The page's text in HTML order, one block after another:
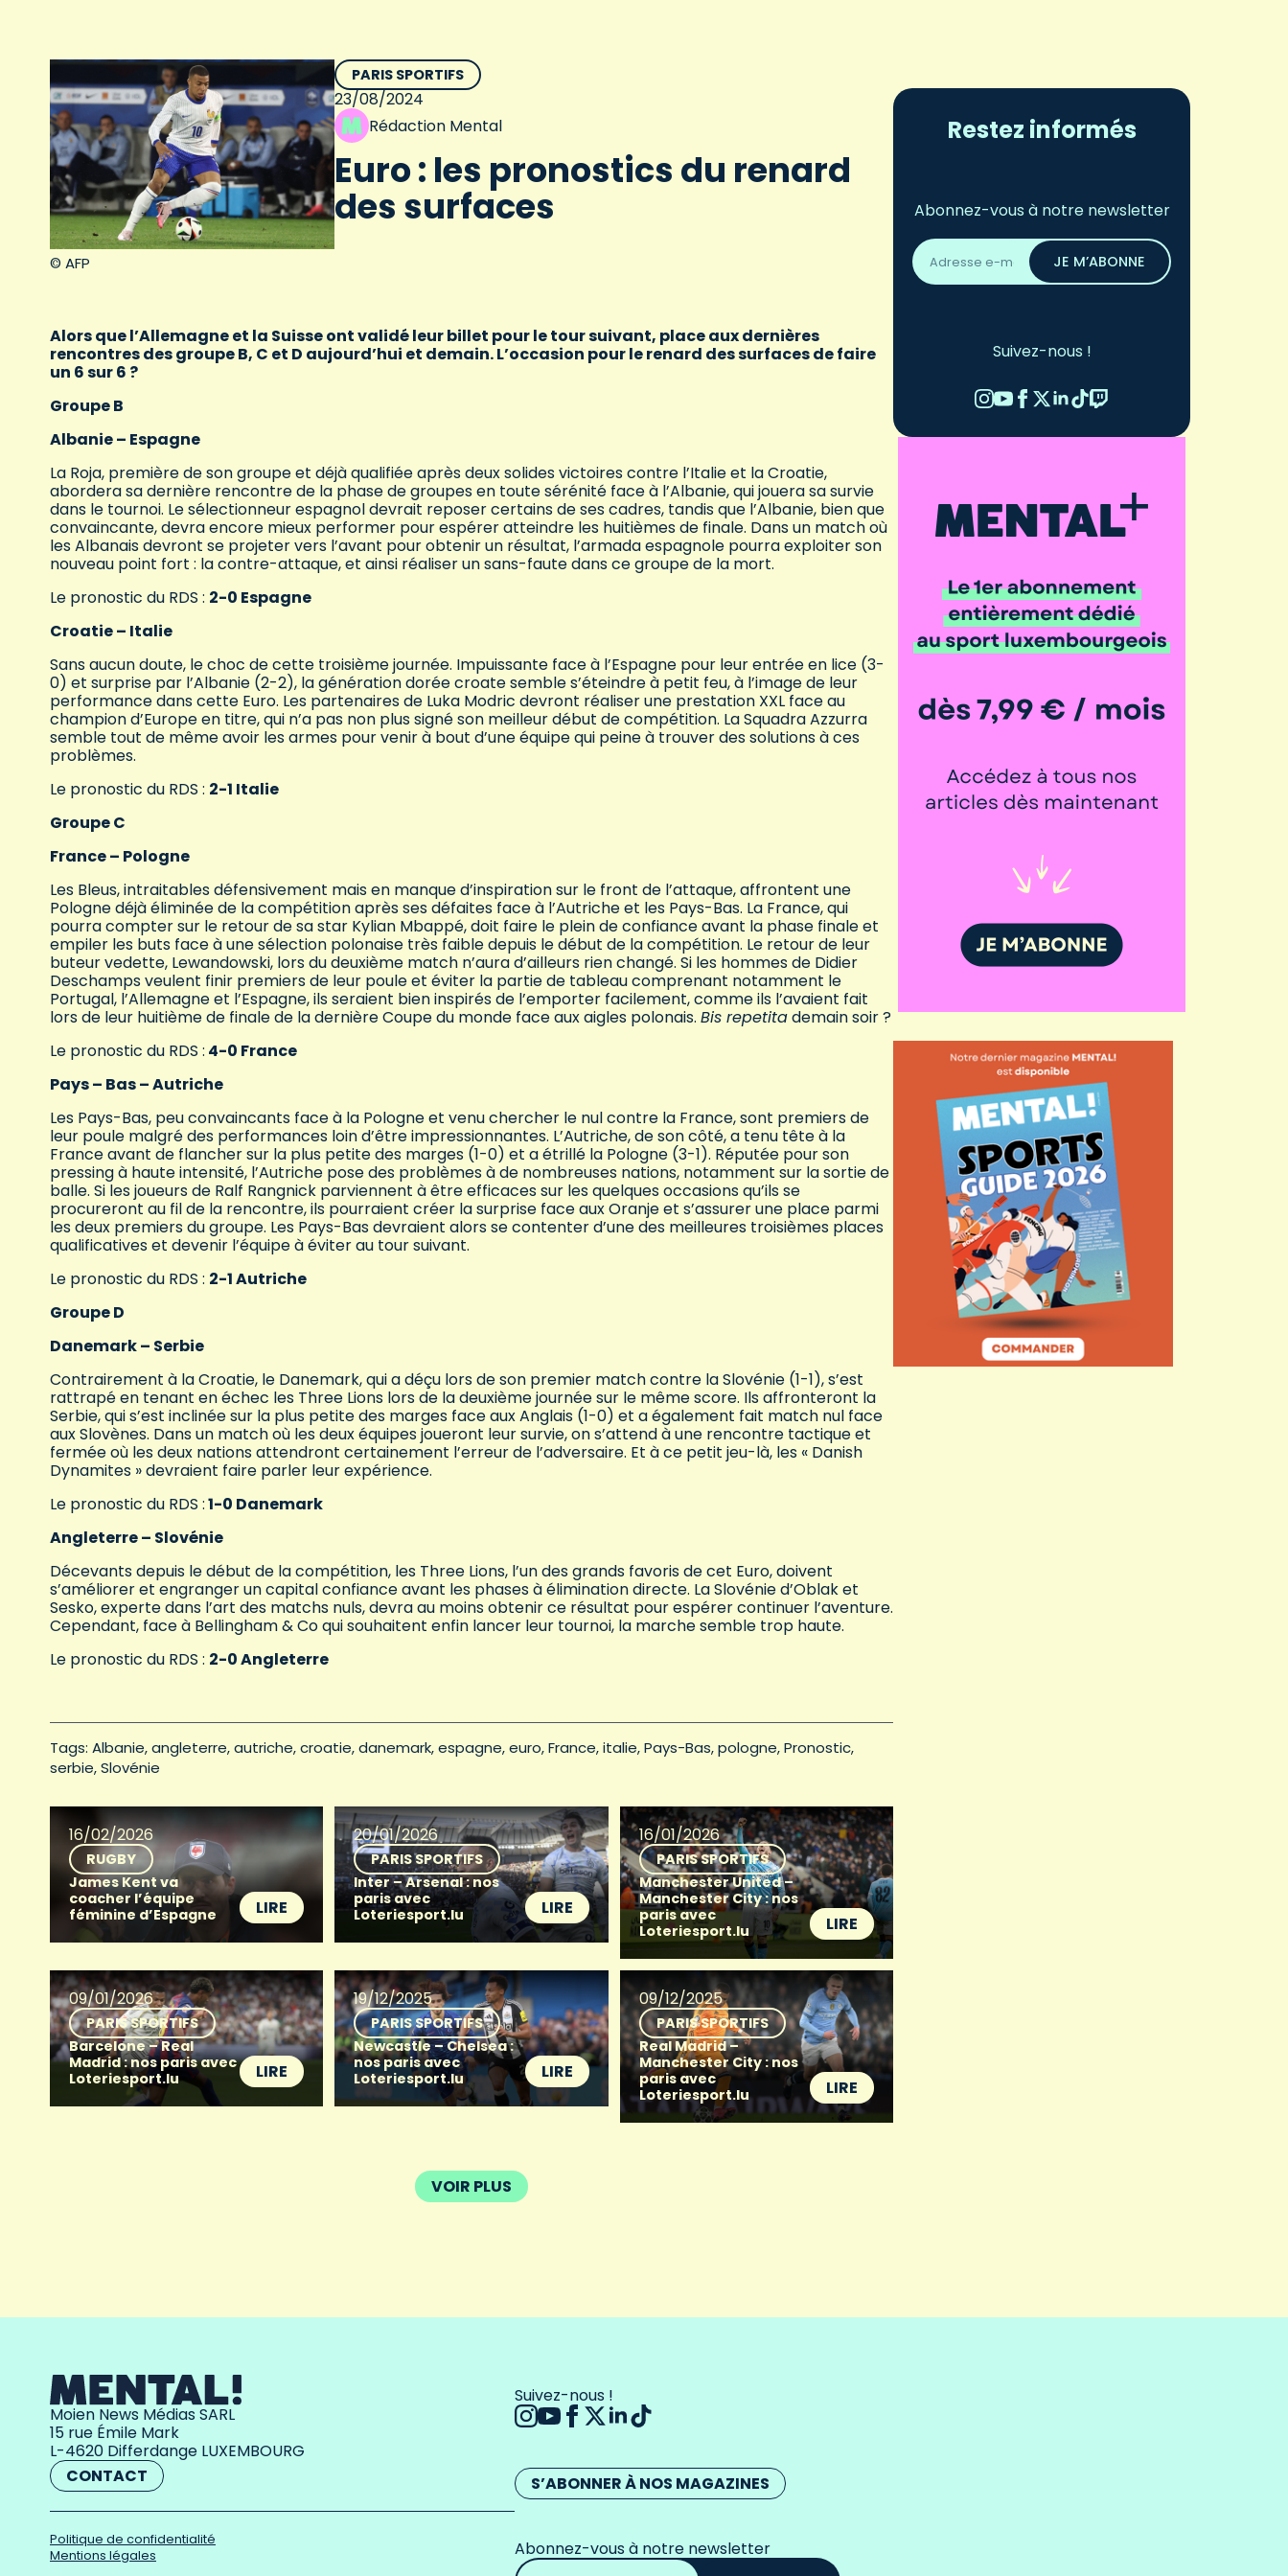
© AFP
PARIS SPORTIFS
23/08/2024
Rédaction Mental
Euro : les pronostics du renard
des surfaces
Alors que l’Allemagne et la Suisse ont validé leur billet pour le tour suivant, place aux dernières
rencontres des groupe B, C et D aujourd’hui et demain. L’occasion pour le renard des surfaces de faire
un 6 sur 6 ?
Groupe B
Albanie – Espagne
La Roja, première de son groupe et déjà qualifiée après deux solides victoires contre l’Italie et la Croatie,
abordera sa dernière rencontre de la phase de groupes en toute sérénité face à l’Albanie, qui jouera sa survie
dans le tournoi. Le sélectionneur espagnol devrait reposer certains de ses cadres, tandis que l’Albanie, bien que
convaincante, devra encore mieux performer pour espérer atteindre les huitièmes de finale. Dans un match où
les Albanais devront se projeter vers l’avant pour obtenir un résultat, l’armada espagnole pourra exploiter son
nouveau point fort : la contre-attaque, et ainsi réaliser un sans-faute dans ce groupe de la mort.
Le pronostic du RDS : 2-0 Espagne
Croatie – Italie
Sans aucun doute, le choc de cette troisième journée. Impuissante face à l’Espagne pour leur entrée en lice (3-
0) et surprise par l’Albanie (2-2), la génération dorée croate semble s’éteindre à petit feu, à l’image de leur
performance dans cette Euro. Les partenaires de Luka Modric devront réaliser une prestation XXL face au
champion d’Europe en titre, qui n’a pas non plus signé son meilleur début de compétition. La Squadra Azzurra
semble tout de même avoir les armes pour venir à bout d’une équipe qui peine à trouver des solutions à ces
problèmes.
Le pronostic du RDS : 2-1 Italie
Groupe C
France – Pologne
Les Bleus, intraitables défensivement mais en manque d’inspiration sur le front de l’attaque, affrontent une
Pologne déjà éliminée de la compétition après ses défaites face à l’Autriche et les Pays-Bas. La France, qui
pourra compter sur le retour de sa star Kylian Mbappé, doit faire le plein de confiance avant la phase finale et
empiler les buts face à une sélection polonaise très faible depuis le début de la compétition. Le retour de leur
buteur vedette, Lewandowski, lors du deuxième match n’aura d’ailleurs rien changé. Si les hommes de Didier
Deschamps veulent finir premiers de leur poule et éviter la partie de tableau comprenant notamment le
Portugal, l’Allemagne et l’Espagne, ils seraient bien inspirés de l’emporter facilement, comme ils l’avaient fait
lors de leur huitième de finale de la dernière Coupe du monde face aux aigles polonais. Bis repetitademain soir ?
Le pronostic du RDS : 4-0 France
Pays – Bas – Autriche
Les Pays-Bas, peu convaincants face à la Pologne et venu chercher le nul contre la France, sont premiers de
leur poule malgré des performances loin d’être impressionnantes. L’Autriche, de son côté, a tenu tête à la
France avant de flancher sur la plus petite des marges (1-0) et a étrillé la Pologne (3-1). Réputée pour son
pressing à haute intensité, l’Autriche pose des problèmes à de nombreuses nations, notamment sur la sortie de
balle. Si les joueurs de Ralf Rangnick parviennent à être efficaces sur les quelques occasions qu’ils se
procureront au fil de la rencontre, ils pourraient créer la surprise face aux Oranje et s’assurer une place parmi
les deux premiers du groupe. Les Pays-Bas devraient alors se contenter d’une des meilleures troisièmes places
qualificatives et devenir l’équipe à éviter au tour suivant.
Le pronostic du RDS : 2-1 Autriche
Groupe D
Danemark – Serbie
Contrairement à la Croatie, le Danemark, qui a déçu lors de son premier match contre la Slovénie (1-1), s’est
rattrapé en tenant en échec les Three Lions lors de la deuxième journée sur le même score. Ils affronteront la
Serbie, qui s’est inclinée sur la plus petite des marges face aux Anglais (1-0) et a également fait match nul face
aux Slovènes. Dans un match où les deux équipes joueront leur survie, on s’attend à une rencontre tactique et
fermée où les deux nations attendront certainement l’erreur de l’adversaire. Et à ce petit jeu-là, les « Danish
Dynamites » devraient faire parler leur expérience.
Le pronostic du RDS :1-0 Danemark
Angleterre – Slovénie
Décevants depuis le début de la compétition, les Three Lions, l’un des grands favoris de cet Euro, doivent
s’améliorer et engranger un capital confiance avant les phases à élimination directe. La Slovénie d’Oblak et
Sesko, experte dans l’art des matchs nuls, devra au moins obtenir ce résultat pour espérer continuer l’aventure.
Cependant, face à Bellingham & Co qui souhaitent enfin lancer leur tournoi, la marche semble trop haute.
Le pronostic du RDS : 2-0 Angleterre
Tags: Albanie angleterre autriche croatie danemark espagne euro France italie Pays-Bas pologne Pronostic
serbie Slovénie
16/02/2026
RUGBY
James Kent va
coacher l’équipe
féminine d’Espagne
LIRE
20/01/2026
PARIS SPORTIFS
Inter – Arsenal : nos
paris avec
Loteriesport.lu
LIRE
16/01/2026
PARIS SPORTIFS
Manchester United –
Manchester City : nos
paris avec
Loteriesport.lu
LIRE
09/01/2026
PARIS SPORTIFS
Barcelone – Real
Madrid : nos paris avec
Loteriesport.lu
LIRE
19/12/2025
PARIS SPORTIFS
Newcastle – Chelsea :
nos paris avec
Loteriesport.lu
LIRE
09/12/2025
PARIS SPORTIFS
Real Madrid –
Manchester City : nos
paris avec
Loteriesport.lu
LIRE
VOIR PLUS
Restez informés
Abonnez-vous à notre newsletter
Adresse
email
*
JE M’ABONNE
Suivez-nous !
Moien News Médias SARL
15 rue Émile Mark
L-4620 Differdange LUXEMBOURG
CONTACT
Politique de confidentialité
Mentions légales
Suivez-nous !
S’ABONNER À NOS MAGAZINES
Abonnez-vous à notre newsletter
Adresse